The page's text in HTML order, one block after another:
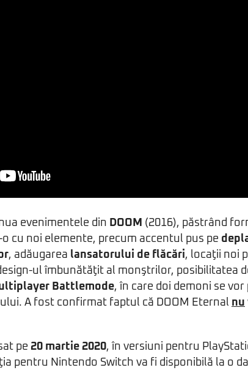
evenimentele din DOOM (2016), păstrând
cu noi elemente, precum accentul pus pe
, adăugarea lansatorului de flăcări, locaţii noi
ul îmbunătăţit al monştrilor, posibilitatea
Battlemode, în care doi demoni se vor
A fost confirmat faptul că DOOM Eternal nu
pe 20 martie 2020, în versiuni pentru
pentru Nintendo Switch va fi disponibilă la o